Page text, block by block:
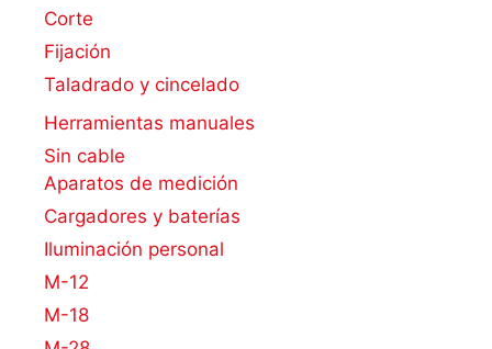
Corte
Fijación
Taladrado y cincelado
Herramientas manuales
Sin cable
Aparatos de medición
Cargadores y baterías
Iluminación personal
M-12
M-18